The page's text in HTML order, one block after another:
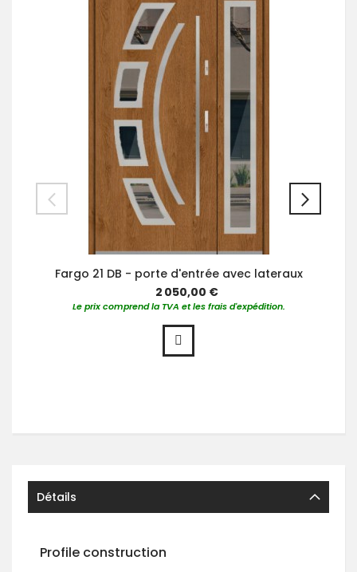
Fargo 21 DB - porte d'entrée avec lateraux
2 050,00 €
Le prix comprend la TVA et les frais d'expédition.
Détails